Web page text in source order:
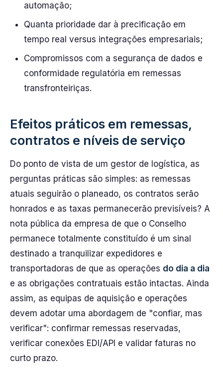
automação;
Quanta prioridade dar à precificação em
tempo real versus integrações empresariais;
Compromissos com a segurança de dados e
conformidade regulatória em remessas
transfronteiriças.
Efeitos práticos em remessas,
contratos e níveis de serviço
Do ponto de vista de um gestor de logística, as
perguntas práticas são simples: as remessas
atuais seguirão o planeado, os contratos serão
honrados e as taxas permanecerão previsíveis? A
nota pública da empresa de que o Conselho
permanece totalmente constituído é um sinal
destinado a tranquilizar expedidores e
transportadoras de que as operações do dia a dia
e as obrigações contratuais estão intactas. Ainda
assim, as equipas de aquisição e operações
devem adotar uma abordagem de "confiar, mas
verificar": confirmar remessas reservadas,
verificar conexões EDI/API e validar faturas no
curto prazo.